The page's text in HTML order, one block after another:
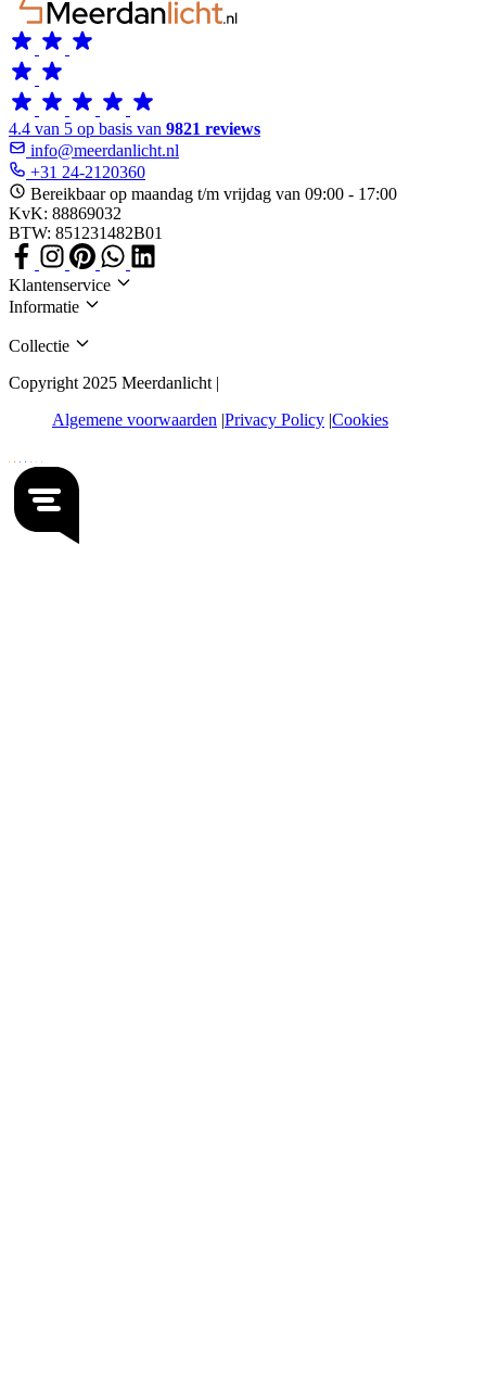
4.4 van 5 op basis van 9821 reviews
info@meerdanlicht.nl
+31 24-2120360
Bereikbaar op maandag t/m vrijdag van 09:00 - 17:00
KvK: 88869032
BTW: 851231482B01
Klantenservice
Informatie
Collectie
Copyright 2025 Meerdanlicht |
Algemene voorwaarden Privacy Policy Cookies